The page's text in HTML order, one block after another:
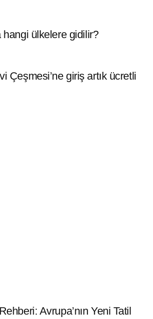
hangi ülkelere gidilir?
Çeşmesi’ne giriş artık ücretli
Avrupa’nın Yeni Tatil